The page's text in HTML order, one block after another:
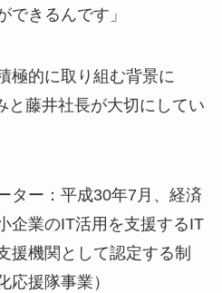
できるんです」
極的に取り組む背景に
と藤井社長が大切にしてい
ター：平成30年7月、経済
企業のIT活用を支援するIT
援機関として認定する制
応援隊事業）